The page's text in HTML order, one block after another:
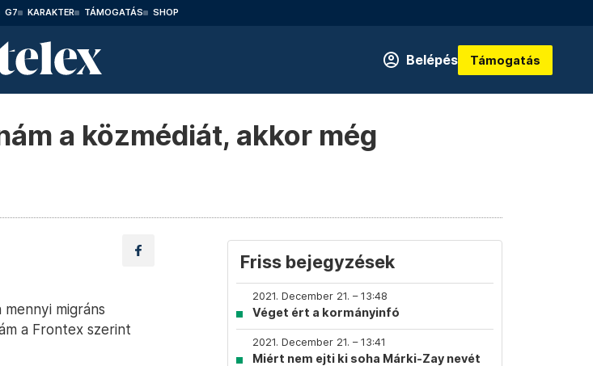
G7 KARAKTER TÁMOGATÁS SHOP
Belépés Támogatás
a közmédiát, akkor még
migráns
a Frontex szerint
Friss bejegyzések
2021. December 21. – 13:48
Véget ért a kormányinfó
2021. December 21. – 13:41
Miért nem ejti ki soha Márki-Zay nevét